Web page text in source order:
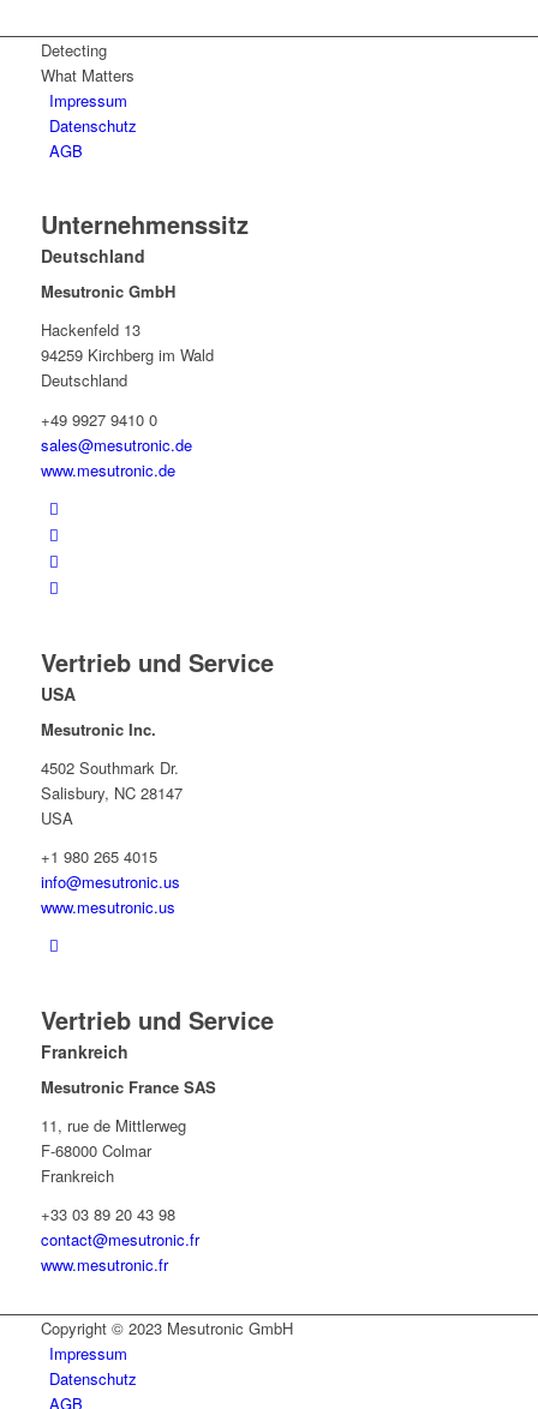
Detecting
What Matters
Impressum
Datenschutz
AGB
Unternehmenssitz
Deutschland
Mesutronic GmbH
Hackenfeld 13
94259 Kirchberg im Wald
Deutschland
+49 9927 9410 0
sales@mesutronic.de
www.mesutronic.de
Vertrieb und Service
USA
Mesutronic Inc.
4502 Southmark Dr.
Salisbury, NC 28147
USA
+1 980 265 4015
info@mesutronic.us
www.mesutronic.us
Vertrieb und Service
Frankreich
Mesutronic France SAS
11, rue de Mittlerweg
F-68000 Colmar
Frankreich
+33 03 89 20 43 98
contact@mesutronic.fr
www.mesutronic.fr
Copyright © 2023 Mesutronic GmbH
Impressum
Datenschutz
AGB